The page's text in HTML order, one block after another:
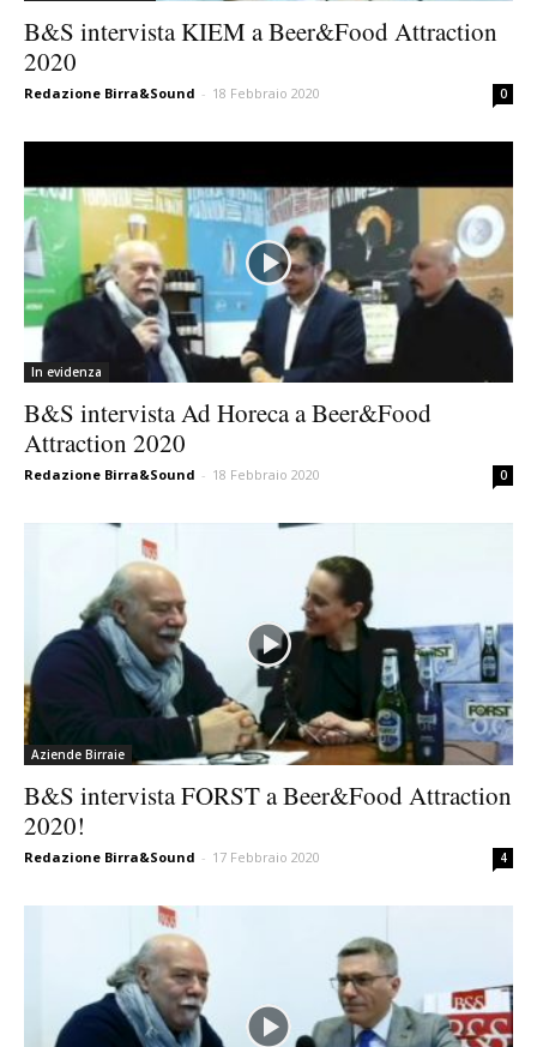
B&S intervista KIEM a Beer&Food Attraction
2020
Redazione Birra&Sound - 18 Febbraio 2020 0
In evidenza
B&S intervista Ad Horeca a Beer&Food
Attraction 2020
Redazione Birra&Sound - 18 Febbraio 2020 0
Aziende Birraie
B&S intervista FORST a Beer&Food Attraction
2020!
Redazione Birra&Sound - 17 Febbraio 2020 4